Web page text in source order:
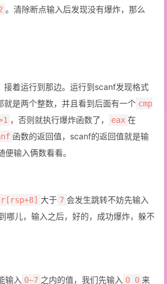
。清除断点输入后发现没有爆炸，那么
接着运行到那边。运行到scanf发现格式
就是两个整数，并且看到后面有一个 cmp
，否则就执行爆炸函数了， eax 在
函数的返回值，scanf的返回值就是输
便输入俩数看看。
大于 7 会发生跳转不妨先输入
哪儿，输入之后，好的，成功爆炸，躲不
输入 0~7 之内的值，我们先输入 0 0 来